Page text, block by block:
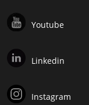
Youtube
Linkedin
Instagram